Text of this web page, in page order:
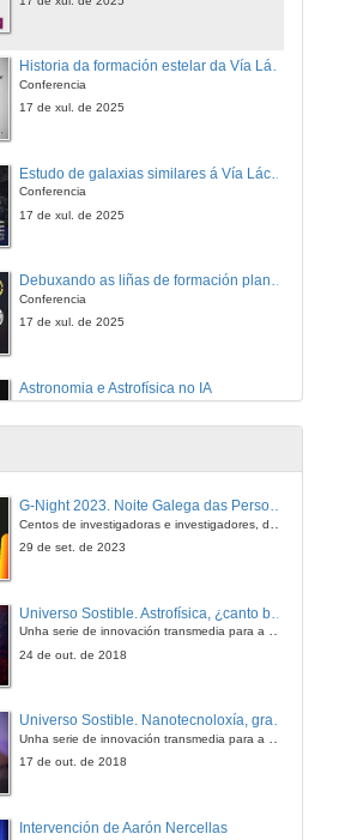
Historia da formación estelar da Vía Láctea a través dos cúmulos globulares
Conferencia
17 de xul. de 2025
Conferencia
17 de xul. de 2025
Debuxando as liñas de formación planetaria grazas ao telescopio espacial James Webb
Conferencia
17 de xul. de 2025
Astronomia e Astrofísica no IA
Conferencia
17 de xul. de 2025
Mesa redonda
Conferencia
Conferencia
Conferencia
G-Night 2023. Noite Galega das Persoas Investigadoras. Conciencias creativas
29 de set. de 2023
Unha serie de innovación transmedia para a divulgación da ciencia producida pola Crue e emitida pola 2 de TVE
24 de out. de 2018
Universo Sostible. Nanotecnoloxía, gran solución
17 de out. de 2018
Intervención de Aarón Nercellas